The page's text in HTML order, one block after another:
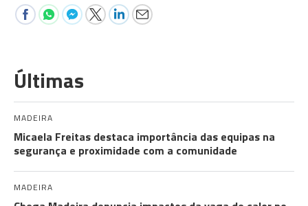
Últimas
MADEIRA
Micaela Freitas destaca importância das equipas na
segurança e proximidade com a comunidade
MADEIRA